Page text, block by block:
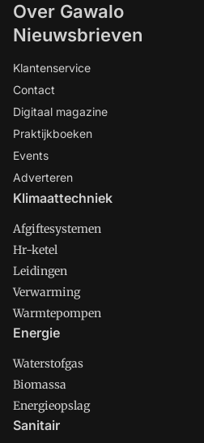
Over Gawalo
Nieuwsbrieven
Klantenservice
Contact
Digitaal magazine
Praktijkboeken
Events
Adverteren
Klimaattechniek
Afgiftesystemen
Hr-ketel
Leidingen
Verwarming
Warmtepompen
Energie
Waterstofgas
Biomassa
Energieopslag
Sanitair